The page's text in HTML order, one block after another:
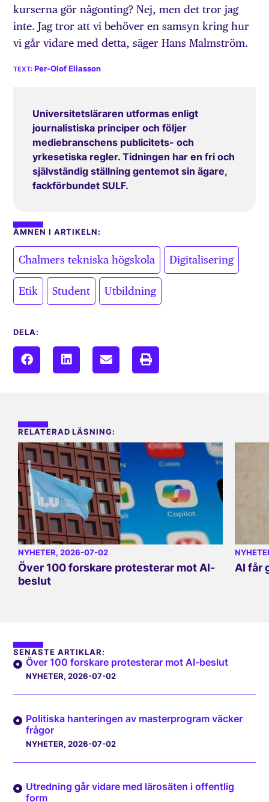
kurserna gör någonting? Nej, men det tror jag
inte. Jag tror att vi behöver en samsyn kring hur
vi går vidare med detta, säger Hans Malmström.
Per-Olof Eliasson
Universitetsläraren utformas enligt
journalistiska principer och följer
mediebranschens publicitets- och
yrkesetiska regler. Tidningen har en fri och
självständig ställning gentemot sin ägare,
fackförbundet SULF.
ÄMNEN I ARTIKELN:
Chalmers tekniska högskola Digitalisering
Etik Student Utbildning
DELA:
RELATERAD LÄSNING:
NYHETER, 2026-07-02
Över 100 forskare protesterar mot AI-
beslut
AI får
SENASTE ARTIKLAR:
Över 100 forskare protesterar mot AI-beslut
NYHETER, 2026-07-02
Politiska hanteringen av masterprogram väcker
frågor
NYHETER, 2026-07-02
Utredning går vidare med lärosäten i offentlig
form